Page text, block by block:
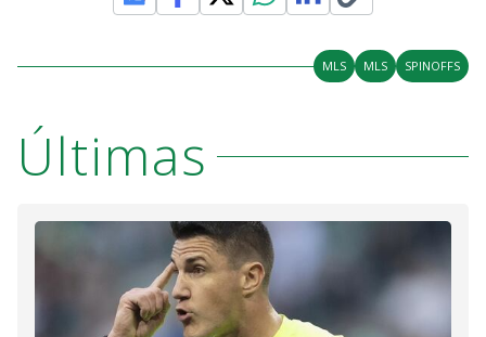
MLS MLS SPINOFFS
Últimas